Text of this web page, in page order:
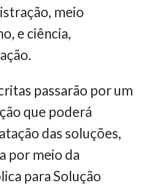
meio
e ciência,
passarão por um
que poderá
das soluções,
por meio da
para Solução